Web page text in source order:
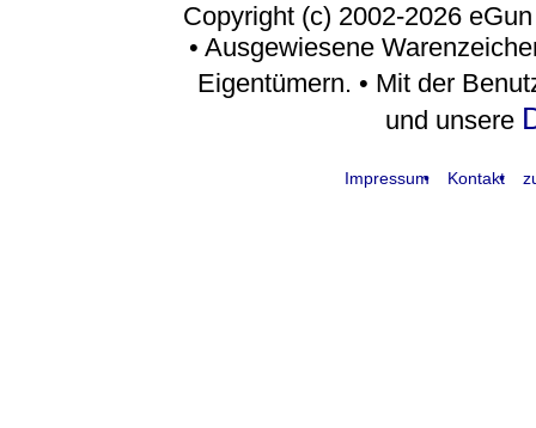
Copyright (c) 2002-2026
• Ausgewiesene
Eigentümern. • Mit der
und unsere
Impressum Kontakt